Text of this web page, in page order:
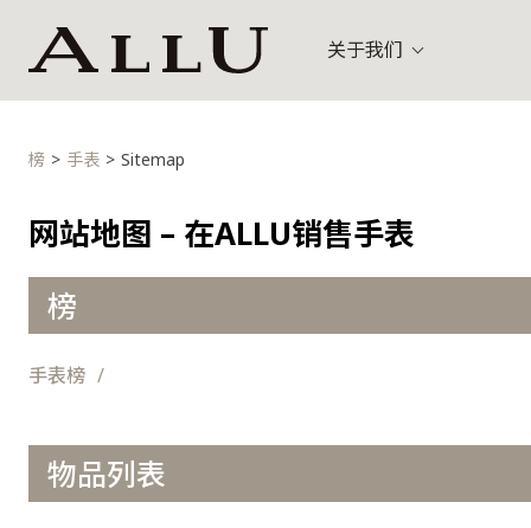
关于我们
珠宝
其他
榜 手表 Sitemap
网站地图 – 在ALLU销售手表
榜
手表榜
物品列表